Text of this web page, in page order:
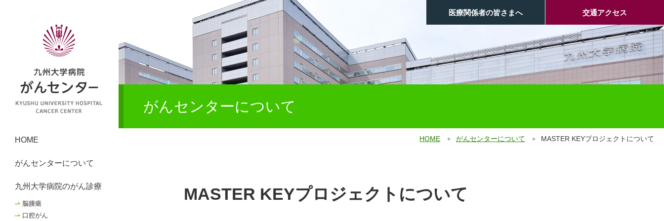
医療関係者の皆さまへ 交通アクセス
HOME
がんセンターについて
九州大学病院のがん診療
脳腫瘍
口腔がん
がんセンターについて
HOME がんセンターについて MASTER KEYプロジェクトについて
MASTER KEYプロジェクトについて